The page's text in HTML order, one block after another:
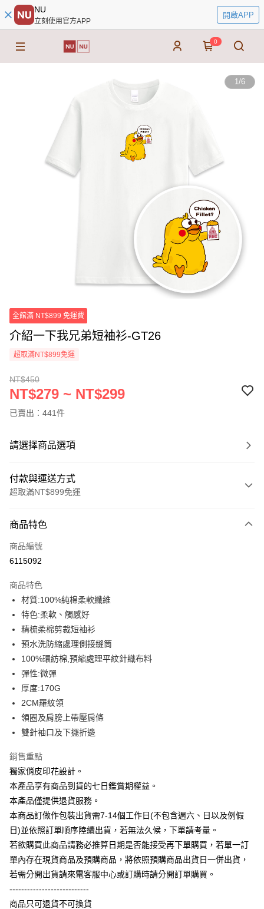
NU
立刻使用官方APP
開啟APP
0
1/6
全館滿 NT$899 免運費
介紹一下我兄弟短袖衫-GT26
超取滿NT$899免運
NT$450
NT$279 ~ NT$299
已賣出：441件
請選擇商品選項
付款與運送方式
超取滿NT$899免運
信用卡一次付款
信用卡分期付款
合作金庫商業銀行
華南商業銀行
上海商業儲蓄銀行
國泰世華商業銀行
臺灣中小企業銀行
匯豐（台灣）商業銀行
華泰商業銀行
聯邦商業銀行
遠東國際商業銀行
元大商業銀行
玉山商業銀行
台新國際商業銀行
台灣樂天信用卡公司
6 期 0 利率 每期
華南商業銀行
上海商業儲蓄銀行
國泰世華商業銀行
臺灣中小企業銀行
台中商業銀行
匯豐（台灣）商業銀行
聯邦商業銀行
元大商業銀行
玉山商業銀行
台新國際商業銀行
台灣樂天信用卡公司
12 期 0 利率 每期NT$23
合作金庫商業銀行
上海商業儲蓄銀行
國泰世華商業銀行
兆豐國際商業銀行
臺灣中小企業銀行
匯豐（台灣）商業銀行
聯邦商業銀行
元大商業銀行
玉山商業銀行
台新國際商業銀行
超商取貨付款
LINE Pay
Apple Pay
街口支付
悠遊付
Google Pay
全盈+PAY
大哥付你分期
相關說明
1.本服務由台灣大哥大提供，台灣大哥大用戶可立即使用無須另外申請。
2.付款方式選擇「大哥付你分期」，訂單成立後會自動跳轉到大哥付的交易
流程，驗證手機門號後，選擇欲分期的期數、繳款截止日，確認付款後即完
成交易。
3.實際核准額度、可分期數及費用金額請依後續交易確認頁面所載為準。
4.訂單成立30分鐘內，如未前往確認交易或遇審核未通過，訂單將自動取
【繳款方式說明】
AFTEE先享後付
相關說明
【關於「AFTEE先享後付」】
AFTEE先享後付是「在收到商品之後才付款」的支付方式。 讓您購物簡單
１．簡單：不需註冊會員、不需綁卡、不需儲值。
２．便利：只要手機號碼，簡訊認證，即可結帳。
３．安心：先確認商品／服務後，再付款。
ATM付款
全家付款取貨
商品特色
商品編號
6115092
商品特色
材質:100%純棉柔軟纖維
特色:柔軟、觸感好
精梳柔棉剪裁短袖衫
預水洗防縮處理側接縫筒
100%環紡棉,預縮處理平紋針織布料
彈性:微彈
厚度:170G
2CM羅紋領
領圈及肩膀上帶壓肩條
雙針袖口及下擺折邊
銷售重點
獨家俏皮印花設計。
本產品享有商品到貨的七日鑑賞期權益。
本產品僅提供退貨服務。
本商品訂做作包裝出貨需7-14個工作日(不包含週六、日以及例假
日)並依照訂單順序陸續出貨，若無法久候，下單請考量。
若欲購買此商品請務必推算日期是否能接受再下單購買，若單一訂
單內存在現貨商品及預購商品，將依照預購商品出貨日一併出貨，
若需分開出貨請來電客服中心或訂購時請分開訂單購買。
---------------------------
商品只可退貨不可換貨